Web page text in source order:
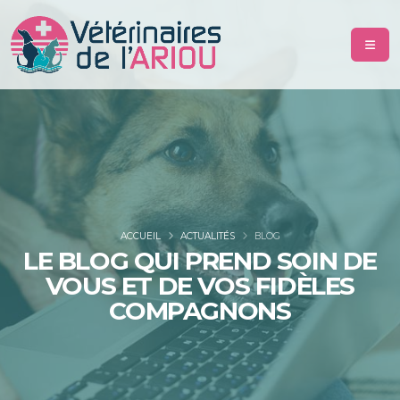
LE BLOG QUI PREND SOIN DE
VOUS ET DE VOS FIDÈLES
COMPAGNONS
ACCUEIL ACTUALITÉS BLOG